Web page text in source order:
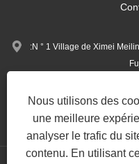
:N ° 1 Village de Ximei
:
Copyright @ 2023
Nous utilisons des
une meilleure
analyser le trafic du
contenu. En utilisant